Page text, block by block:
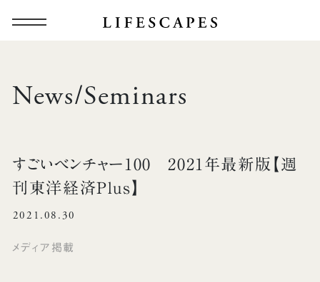
News/Seminars
すごいベンチャー100 2021年最新版【週
刊東洋経済Plus】
2021.08.30
メディア掲載